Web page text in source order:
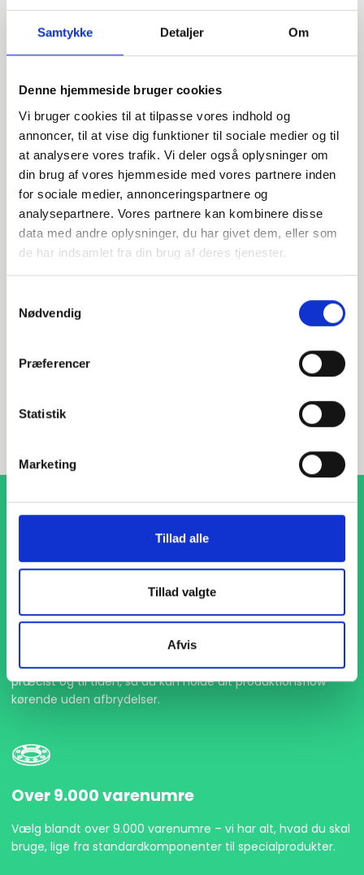
Samtykke Detaljer Om
Denne hjemmeside bruger cookies
Vi bruger cookies til at tilpasse vores indhold og
annoncer, til at vise dig funktioner til sociale medier og til
at analysere vores trafik. Vi deler også oplysninger om
din brug af vores hjemmeside med vores partnere inden
for sociale medier, annonceringspartnere og
analysepartnere. Vores partnere kan kombinere disse
data med andre oplysninger, du har givet dem, eller som
de har indsamlet fra din brug af deres tjenester.
Nødvendig
Præferencer
Statistik
Marketing
Tillad alle
Tillad valgte
Afvis
Har du spørgsmål?
Vi står klar til at hjælpe med spørgsmål om produkter,
og sparring.
1-4 dages levering
Med hurtig levering på kun 1-4 dage sikrer vi, at dine
projekter aldrig bliver forsinket. Vi står klar til at levere
præcist og til tiden, så du kan holde dit produktionsflow
kørende uden afbrydelser.
Over 9.000 varenumre
Vælg blandt over 9.000 varenumre – vi har alt, hvad du skal
bruge, lige fra standardkomponenter til specialprodukter.